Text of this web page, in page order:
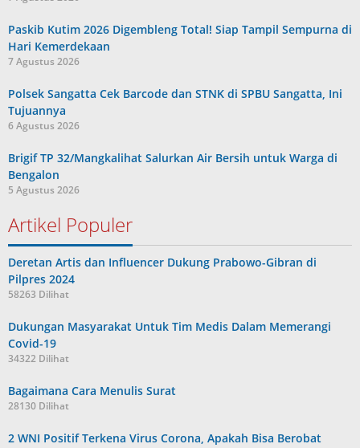
Paskib Kutim 2026 Digembleng Total! Siap Tampil Sempurna di
Hari Kemerdekaan
7 Agustus 2026
Polsek Sangatta Cek Barcode dan STNK di SPBU Sangatta, Ini
Tujuannya
6 Agustus 2026
Brigif TP 32/Mangkalihat Salurkan Air Bersih untuk Warga di
Bengalon
5 Agustus 2026
Artikel Populer
Deretan Artis dan Influencer Dukung Prabowo-Gibran di
Pilpres 2024
58263 Dilihat
Dukungan Masyarakat Untuk Tim Medis Dalam Memerangi
Covid-19
34322 Dilihat
Bagaimana Cara Menulis Surat
28130 Dilihat
2 WNI Positif Terkena Virus Corona, Apakah Bisa Berobat